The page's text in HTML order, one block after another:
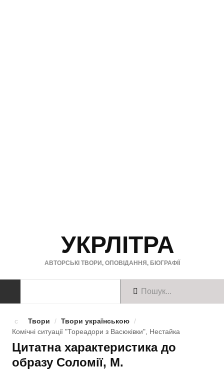
УКРЛІТРА
АВТОРСЬКІ ТВОРИ, ОПОВІДАННЯ, БІОГРАФІЇ
Твори англійською
Твори / Твори українською /
Комічні ситуації "Тореадори з Васюківки", Нестайка
Цитатна характеристика до
образу Соломії, М.